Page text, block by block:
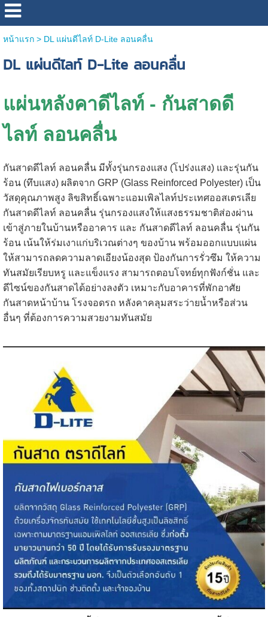
หน้าแรก> DL แผ่นดีไลท์ D-Lite ลอนคลื่น
DL แผ่นดีไลท์ D-Lite ลอนคลื่น
แผ่นหลังคาดีไลท์ - กันสาดดี
ไลท์ ลอนคลื่น
กันสาดดีไลท์ ลอนคลื่น มีทั้งรุ่นกรองแสง (โปร่งแสง) และรุ่นกัน
ร้อน (ทึบแสง) ผลิตจาก GRP (Glass Reinforced Polyester) เป็น
วัสดุคุณภาพสูง ลิขสิทธิ์เฉพาะแอมเพิลไลท์ประเทศออสเตรเลีย
กันสาดดีไลท์ ลอนคลื่น รุ่นกรองแสงให้แสงธรรมชาติส่องผ่าน
เข้าสู่ภายในบ้านหรืออาคาร และ กันสาดดีไลท์ ลอนคลื่น รุ่นกัน
ร้อน เน้นให้ร่มเงาแก่บริเวณต่างๆ ของบ้าน พร้อมออกแบบแผ่น
ให้สามารถลดความลาดเอียงน้องสุด ป้องกันการรั่วซึม ให้ความ
ทันสมัยเรียบหรู และแข็งแรง สามารถตอบโจทย์ทุกฟังก์ชั่น และ
ดีไซน์ของกันสาดได้อย่างลงตัว เหมาะกับอาคารที่พักอาศัย
กันสาดหน้าบ้าน โรงจอดรถ หลังคาคลุมสระว่ายน้ำหรือส่วน
อื่นๆ ที่ต้องการความสวยงามทันสมัย